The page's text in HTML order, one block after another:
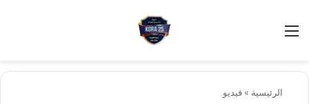
الرئيسية » فيديو